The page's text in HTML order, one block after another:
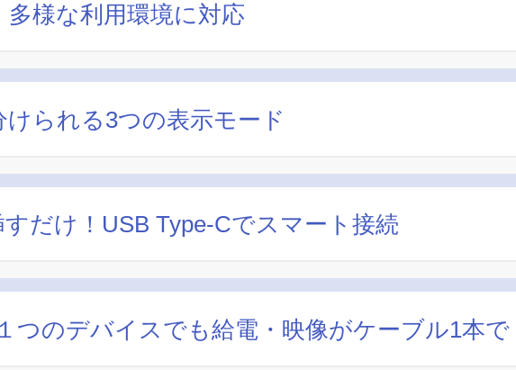
様な利用環境に対応
られる3つの表示モード
だけ！USB Type-Cでスマート接続
つのデバイスでも給電・映像がケーブル1本で